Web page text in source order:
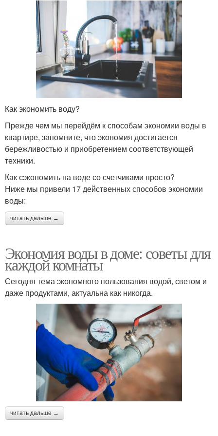
Как экономить воду?
Прежде чем мы перейдём к способам экономии воды в
квартире, запомните, что экономия достигается
бережливостью и приобретением соответствующей
техники.
Как сэкономить на воде со счетчиками просто?
Ниже мы привели 17 действенных способов экономии
воды:
читать дальше →
Экономия воды в доме: советы для
каждой комнаты
Сегодня тема экономного пользования водой, светом и
даже продуктами, актуальна как никогда.
читать дальше →